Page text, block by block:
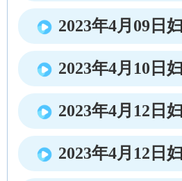
2023年4月09日
2023年4月10日
2023年4月12日
2023年4月12日